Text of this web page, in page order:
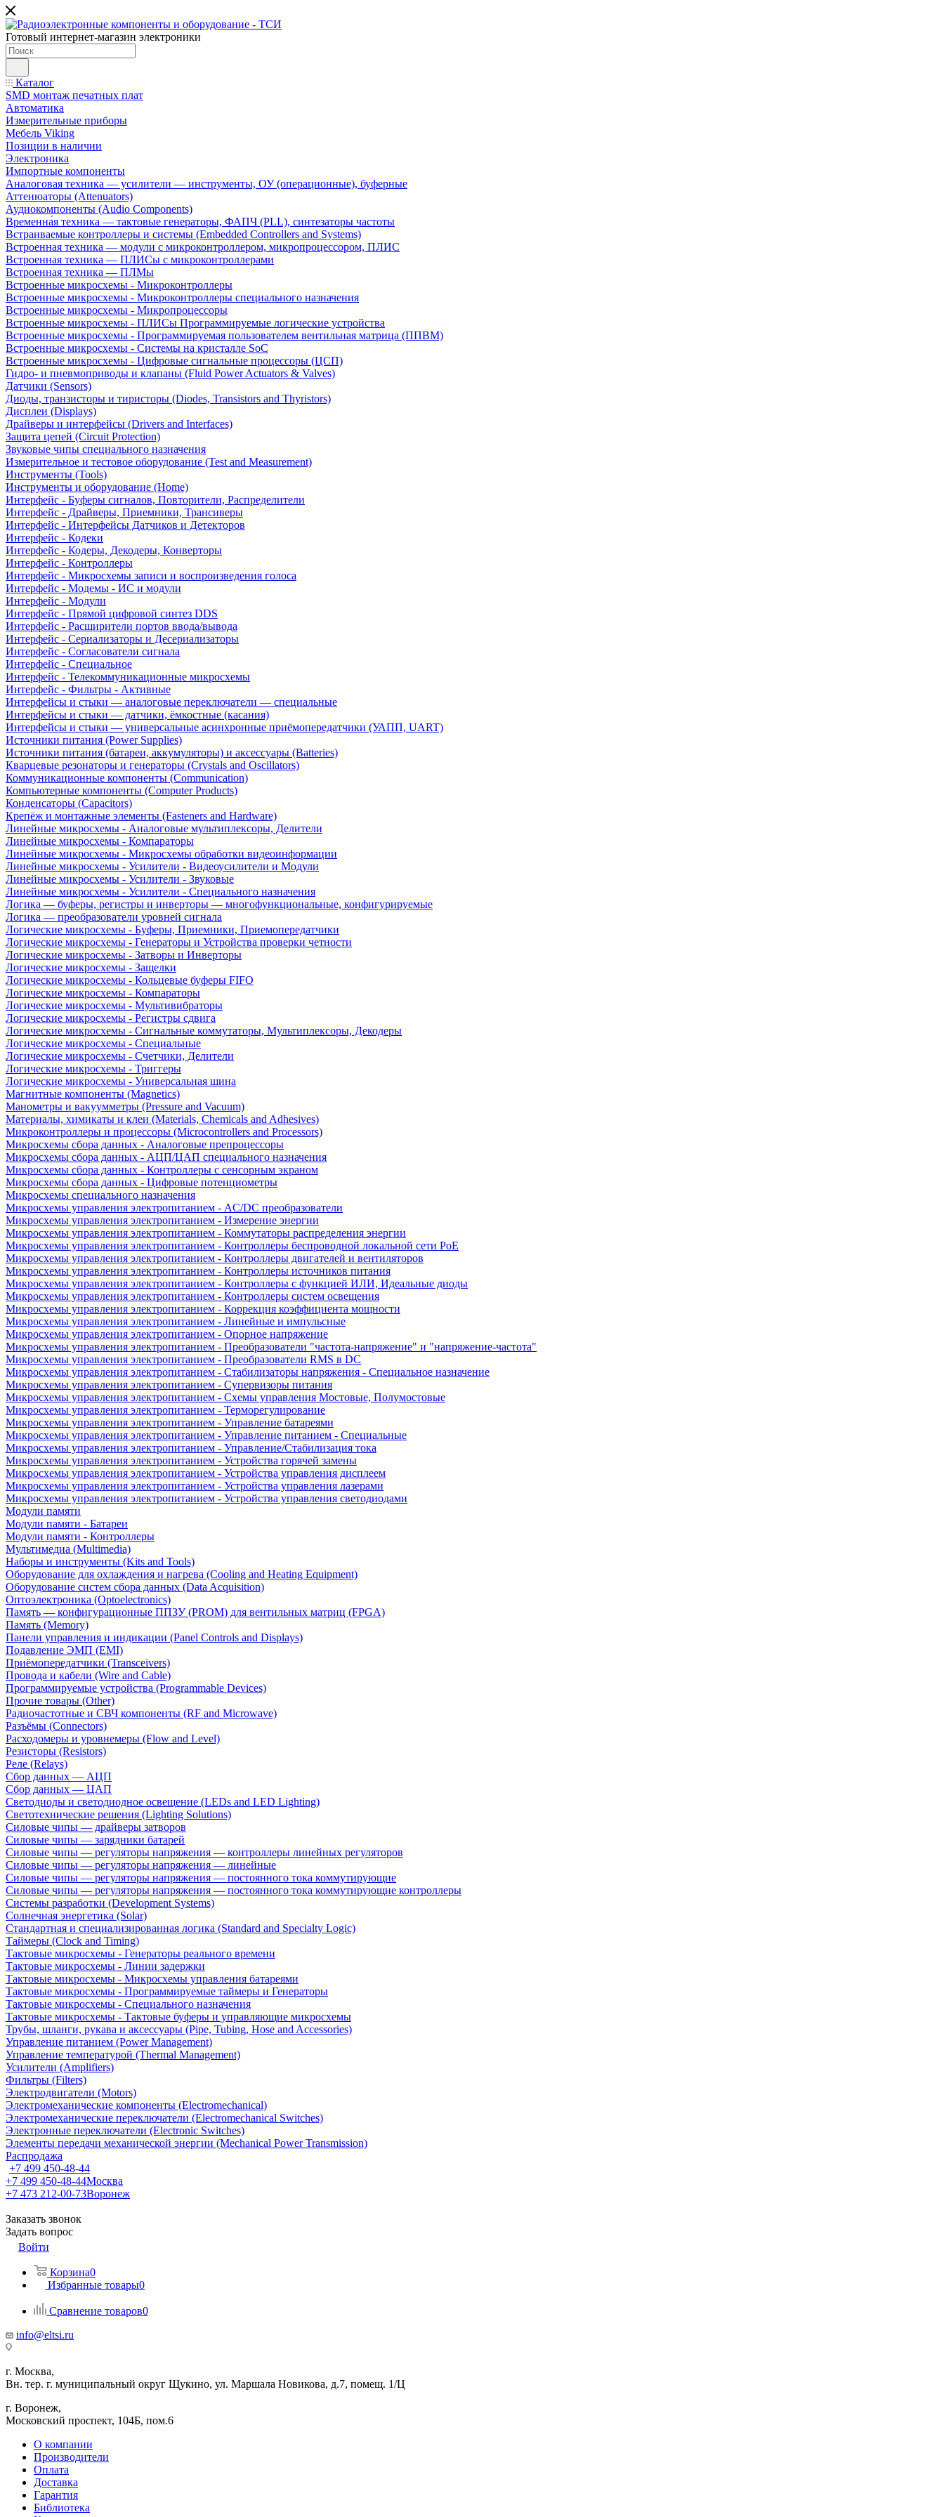
Готовый интернет-магазин электроники
Каталог
SMD монтаж печатных плат
Автоматика
Измерительные приборы
Мебель Viking
Позиции в наличии
Электроника
Импортные компоненты
Аналоговая техника — усилители — инструменты, ОУ (операционные), буферные
Аттенюаторы (Attenuators)
Аудиокомпоненты (Audio Components)
Временна́я техника — тактовые генераторы, ФАПЧ (PLL), синтезаторы частоты
Встраиваемые контроллеры и системы (Embedded Controllers and Systems)
Встроенная техника — модули с микроконтроллером, микропроцессором, ПЛИС
Встроенная техника — ПЛИСы с микроконтроллерами
Встроенная техника — ПЛМы
Встроенные микросхемы - Микроконтроллеры
Встроенные микросхемы - Микроконтроллеры специального назначения
Встроенные микросхемы - Микропроцессоры
Встроенные микросхемы - ПЛИСы Программируемые логические устройства
Встроенные микросхемы - Программируемая пользователем вентильная матрица (ППВМ)
Встроенные микросхемы - Системы на кристалле SoC
Встроенные микросхемы - Цифровые сигнальные процессоры (ЦСП)
Гидро- и пневмоприводы и клапаны (Fluid Power Actuators & Valves)
Датчики (Sensors)
Диоды, транзисторы и тиристоры (Diodes, Transistors and Thyristors)
Дисплеи (Displays)
Драйверы и интерфейсы (Drivers and Interfaces)
Защита цепей (Circuit Protection)
Звуковые чипы специального назначения
Измерительное и тестовое оборудование (Test and Measurement)
Инструменты (Tools)
Инструменты и оборудование (Home)
Интерфейс - Буферы сигналов, Повторители, Распределители
Интерфейс - Драйверы, Приемники, Трансиверы
Интерфейс - Интерфейсы Датчиков и Детекторов
Интерфейс - Кодеки
Интерфейс - Кодеры, Декодеры, Конверторы
Интерфейс - Контроллеры
Интерфейс - Микросхемы записи и воспроизведения голоса
Интерфейс - Модемы - ИС и модули
Интерфейс - Модули
Интерфейс - Прямой цифровой синтез DDS
Интерфейс - Расширители портов ввода/вывода
Интерфейс - Сериализаторы и Десериализаторы
Интерфейс - Согласователи сигнала
Интерфейс - Специальное
Интерфейс - Телекоммуникационные микросхемы
Интерфейс - Фильтры - Активные
Интерфейсы и стыки — аналоговые переключатели — специальные
Интерфейсы и стыки — датчики, ёмкостные (касания)
Интерфейсы и стыки — универсальные асинхронные приёмопередатчики (УАПП, UART)
Источники питания (Power Supplies)
Источники питания (батареи, аккумуляторы) и аксессуары (Batteries)
Кварцевые резонаторы и генераторы (Crystals and Oscillators)
Коммуникационные компоненты (Communication)
Компьютерные компоненты (Computer Products)
Конденсаторы (Capacitors)
Крепёж и монтажные элементы (Fasteners and Hardware)
Линейные микросхемы - Аналоговые мультиплексоры, Делители
Линейные микросхемы - Компараторы
Линейные микросхемы - Микросхемы обработки видеоинформации
Линейные микросхемы - Усилители - Видеоусилители и Модули
Линейные микросхемы - Усилители - Звуковые
Линейные микросхемы - Усилители - Специального назначения
Логика — буферы, регистры и инверторы — многофункциональные, конфигурируемые
Логика — преобразователи уровней сигнала
Логические микросхемы - Буферы, Приемники, Приемопередатчики
Логические микросхемы - Генераторы и Устройства проверки четности
Логические микросхемы - Затворы и Инверторы
Логические микросхемы - Защелки
Логические микросхемы - Кольцевые буферы FIFO
Логические микросхемы - Компараторы
Логические микросхемы - Мультивибраторы
Логические микросхемы - Регистры сдвига
Логические микросхемы - Сигнальные коммутаторы, Мультиплексоры, Декодеры
Логические микросхемы - Специальные
Логические микросхемы - Счетчики, Делители
Логические микросхемы - Триггеры
Логические микросхемы - Универсальная шина
Магнитные компоненты (Magnetics)
Манометры и вакуумметры (Pressure and Vacuum)
Материалы, химикаты и клеи (Materials, Chemicals and Adhesives)
Микроконтроллеры и процессоры (Microcontrollers and Processors)
Микросхемы сбора данных - Аналоговые препроцессоры
Микросхемы сбора данных - АЦП/ЦАП специального назначения
Микросхемы сбора данных - Контроллеры с сенсорным экраном
Микросхемы сбора данных - Цифровые потенциометры
Микросхемы специального назначения
Микросхемы управления электропитанием - AC/DC преобразователи
Микросхемы управления электропитанием - Измерение энергии
Микросхемы управления электропитанием - Коммутаторы распределения энергии
Микросхемы управления электропитанием - Контроллеры беспроводной локальной сети PoE
Микросхемы управления электропитанием - Контроллеры двигателей и вентиляторов
Микросхемы управления электропитанием - Контроллеры источников питания
Микросхемы управления электропитанием - Контроллеры с функцией ИЛИ, Идеальные диоды
Микросхемы управления электропитанием - Контроллеры систем освещения
Микросхемы управления электропитанием - Коррекция коэффициента мощности
Микросхемы управления электропитанием - Линейные и импульсные
Микросхемы управления электропитанием - Опорное напряжение
Микросхемы управления электропитанием - Преобразователи "частота-напряжение" и "напряжение-частота"
Микросхемы управления электропитанием - Преобразователи RMS в DC
Микросхемы управления электропитанием - Стабилизаторы напряжения - Специальное назначение
Микросхемы управления электропитанием - Супервизоры питания
Микросхемы управления электропитанием - Схемы управления Мостовые, Полумостовые
Микросхемы управления электропитанием - Терморегулирование
Микросхемы управления электропитанием - Управление батареями
Микросхемы управления электропитанием - Управление питанием - Специальные
Микросхемы управления электропитанием - Управление/Стабилизация тока
Микросхемы управления электропитанием - Устройства горячей замены
Микросхемы управления электропитанием - Устройства управления дисплеем
Микросхемы управления электропитанием - Устройства управления лазерами
Микросхемы управления электропитанием - Устройства управления светодиодами
Модули памяти
Модули памяти - Батареи
Модули памяти - Контроллеры
Мультимедиа (Multimedia)
Наборы и инструменты (Kits and Tools)
Оборудование для охлаждения и нагрева (Cooling and Heating Equipment)
Оборудование систем сбора данных (Data Acquisition)
Оптоэлектроника (Optoelectronics)
Память — конфигурационные ППЗУ (PROM) для вентильных матриц (FPGA)
Память (Memory)
Панели управления и индикации (Panel Controls and Displays)
Подавление ЭМП (EMI)
Приёмопередатчики (Transceivers)
Провода и кабели (Wire and Cable)
Программируемые устройства (Programmable Devices)
Прочие товары (Other)
Радиочастотные и СВЧ компоненты (RF and Microwave)
Разъёмы (Connectors)
Расходомеры и уровнемеры (Flow and Level)
Резисторы (Resistors)
Реле (Relays)
Сбор данных — АЦП
Сбор данных — ЦАП
Светодиоды и светодиодное освещение (LEDs and LED Lighting)
Светотехнические решения (Lighting Solutions)
Силовые чипы — драйверы затворов
Силовые чипы — зарядники батарей
Силовые чипы — регуляторы напряжения — контроллеры линейных регуляторов
Силовые чипы — регуляторы напряжения — линейные
Силовые чипы — регуляторы напряжения — постоянного тока коммутирующие
Силовые чипы — регуляторы напряжения — постоянного тока коммутирующие контроллеры
Системы разработки (Development Systems)
Солнечная энергетика (Solar)
Стандартная и специализированная логика (Standard and Specialty Logic)
Таймеры (Clock and Timing)
Тактовые микросхемы - Генераторы реального времени
Тактовые микросхемы - Линии задержки
Тактовые микросхемы - Микросхемы управления батареями
Тактовые микросхемы - Программируемые таймеры и Генераторы
Тактовые микросхемы - Специального назначения
Тактовые микросхемы - Тактовые буферы и управляющие микросхемы
Трубы, шланги, рукава и аксессуары (Pipe, Tubing, Hose and Accessories)
Управление питанием (Power Management)
Управление температурой (Thermal Management)
Усилители (Amplifiers)
Фильтры (Filters)
Электродвигатели (Motors)
Электромеханические компоненты (Electromechanical)
Электромеханические переключатели (Electromechanical Switches)
Электронные переключатели (Electronic Switches)
Элементы передачи механической энергии (Mechanical Power Transmission)
Распродажа
+7 499 450-48-44
+7 499 450-48-44Москва
+7 473 212-00-73Воронеж
Заказать звонок
Задать вопрос
Войти
Корзина0
Избранные товары0
Сравнение товаров0
info@eltsi.ru
г. Москва,
Вн. тер. г. муниципальный округ Щукино, ул. Маршала Новикова, д.7, помещ. 1/Ц
г. Воронеж,
​Московский проспект, 104Б, пом.6
О компании
Производители
Оплата
Доставка
Гарантия
Библиотека